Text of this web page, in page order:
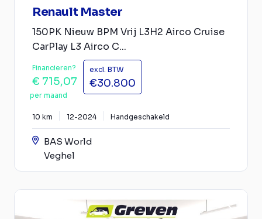
Renault Master
150PK Nieuw BPM Vrij L3H2 Airco Cruise
CarPlay L3 Airco C...
Financieren?
€ 715,07
per maand
excl. BTW
€30.800
10 km 12-2024 Handgeschakeld
BAS World
Veghel